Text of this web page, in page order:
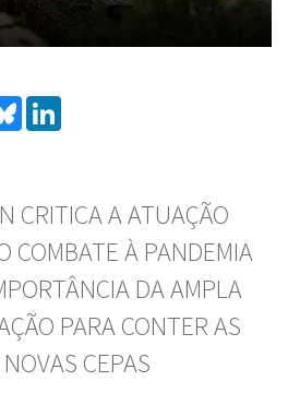
Bluesky
CRITICA A ATUAÇÃO
COMBATE À PANDEMIA
DA AMPLA
PARA CONTER AS
CEPAS